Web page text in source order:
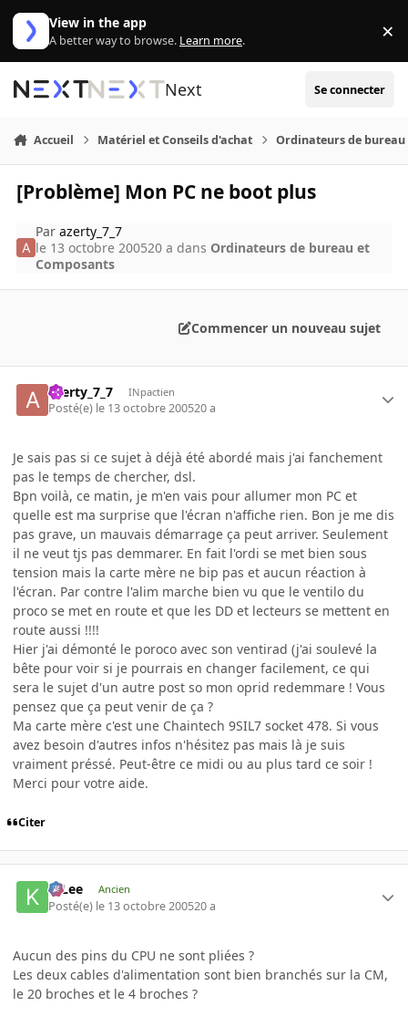
Aller au contenu
View in the app
A better way to browse. Learn more. ×
Next Se connecter
Accueil Matériel et Conseils d'achat Ordinateurs de bureau
[Problème] Mon PC ne boot plus
Parazerty_7_7
le 13 octobre 200520 a dans Ordinateurs de bureau et
Composants
Commencer un nouveau sujet
azerty_7_7 INpactien
Posté(e) le 13 octobre 200520 a
Je sais pas si ce sujet à déjà été abordé mais j'ai fanchement
pas le temps de chercher, dsl.
Bpn voilà, ce matin, je m'en vais pour allumer mon PC et
quelle est ma surprise que l'écran n'affiche rien. Bon je me dis
pas grave, un mauvais démarrage ça peut arriver. Seulement
il ne veut tjs pas demmarer. En fait l'ordi se met bien sous
tension mais la carte mère ne bip pas et aucun réaction à
l'écran. Par contre l'alim marche bien vu que le ventilo du
proco se met en route et que les DD et lecteurs se mettent en
route aussi !!!!
Hier j'ai démonté le poroco avec son ventirad (j'ai soulevé la
bête pour voir si je pourrais en changer facilement, ce qui
sera le sujet d'un autre post so mon oprid redemmare ! Vous
pensez que ça peut venir de ça ?
Ma carte mère c'est une Chaintech 9SIL7 socket 478. Si vous
avez besoin d'autres infos n'hésitez pas mais là je suis
vraiment préssé. Peut-être ce midi ou au plus tard ce soir !
Merci pour votre aide.
Citer
K-Lee Ancien
Posté(e) le 13 octobre 200520 a
Aucun des pins du CPU ne sont pliées ?
Les deux cables d'alimentation sont bien branchés sur la CM,
le 20 broches et le 4 broches ?